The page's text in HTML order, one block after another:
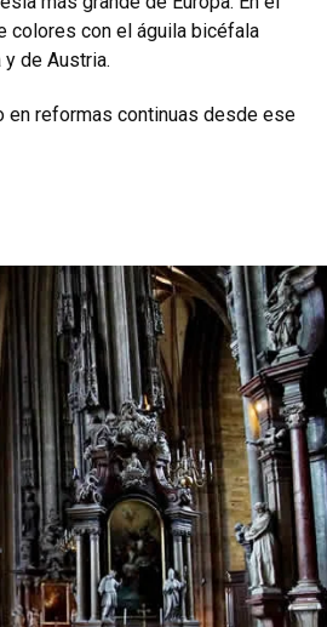
colores con el águila bicéfala
de Austria.
en reformas continuas desde ese